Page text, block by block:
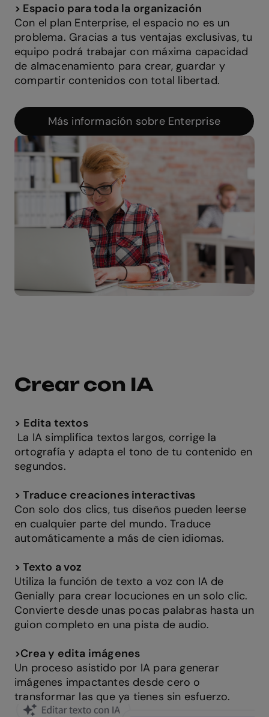
> Espacio para toda la organización
Con el plan Enterprise, el espacio no es un
problema. Gracias a tus ventajas exclusivas, tu
equipo podrá trabajar con máxima capacidad
de almacenamiento para crear, guardar y
compartir contenidos con total libertad.
Más información sobre Enterprise
Crear con IA
> Edita textos
La IA simplifica textos largos, corrige la
ortografía y adapta el tono de tu contenido en
segundos.
> Traduce creaciones interactivas
Con solo dos clics, tus diseños pueden leerse
en cualquier parte del mundo. Traduce
automáticamente a más de cien idiomas.
>Texto a voz
Utiliza la función de texto a voz con IA de
Genially para crear locuciones en un solo clic.
Convierte desde unas pocas palabras hasta un
guion completo en una pista de audio.
>Crea y edita imágenes
Un proceso asistido por IA para generar
imágenes impactantes desde cero o
transformar las que ya tienes sin esfuerzo.